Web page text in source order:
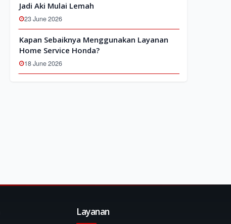
Jadi Aki Mulai Lemah
23 June 2026
Kapan Sebaiknya Menggunakan Layanan
Home Service Honda?
18 June 2026
Layanan